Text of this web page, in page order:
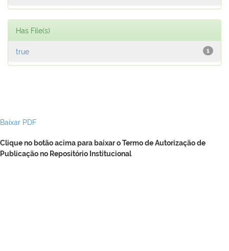
Has File(s)
1
true
Baixar PDF
Clique no botão acima para baixar o Termo de Autorização de
Publicação no Repositório Institucional